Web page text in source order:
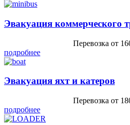
Эвакуация коммерческого
Перевозка от
подробнее
Эвакуация яхт и катеров
Перевозка от
подробнее